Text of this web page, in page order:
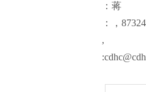
：蒋
：，
,